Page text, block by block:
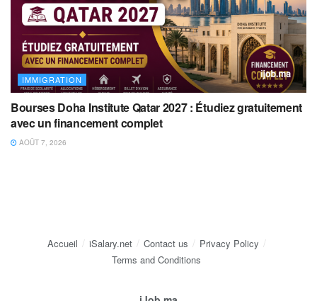
IMMIGRATION
Bourses Doha Institute Qatar 2027 : Étudiez gratuitement
avec un financement complet
AOÛT 7, 2026
Accueil iSalary.net Contact us
Privacy Policy
Terms and Conditions